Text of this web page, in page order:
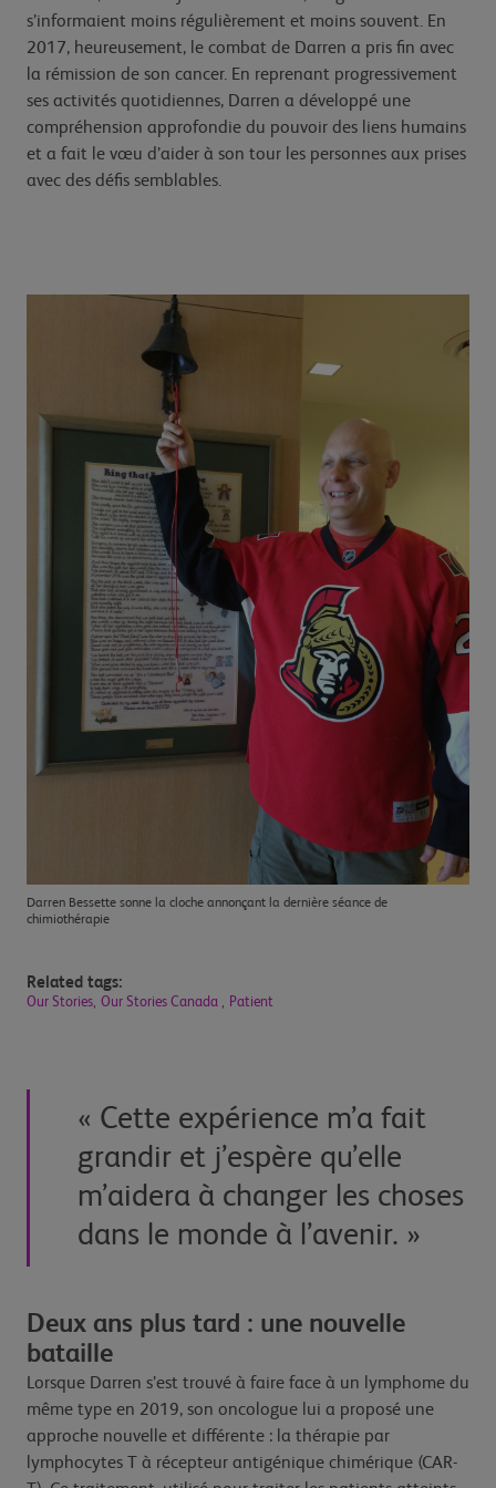
s’informaient moins régulièrement et moins souvent. En
2017, heureusement, le combat de Darren a pris fin avec
la rémission de son cancer. En reprenant progressivement
ses activités quotidiennes, Darren a développé une
compréhension approfondie du pouvoir des liens humains
et a fait le vœu d’aider à son tour les personnes aux prises
avec des défis semblables.
Darren Bessette sonne la cloche annonçant la dernière séance de
chimiothérapie
Related tags:
Our Stories, Our Stories Canada , Patient
« Cette expérience m’a fait
grandir et j’espère qu’elle
m’aidera à changer les choses
dans le monde à l’avenir. »
Deux ans plus tard : une nouvelle
bataille
Lorsque Darren s’est trouvé à faire face à un lymphome du
même type en 2019, son oncologue lui a proposé une
approche nouvelle et différente : la thérapie par
lymphocytes T à récepteur antigénique chimérique (CAR-